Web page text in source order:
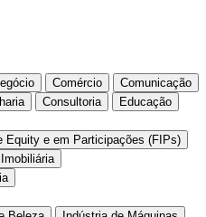
Comércio
Comunicação
Consultoria
Educação
Equity e em Participações (FIPs)